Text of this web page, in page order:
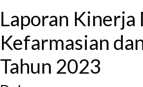
Laporan
Kefarmasian
Tahun 2023